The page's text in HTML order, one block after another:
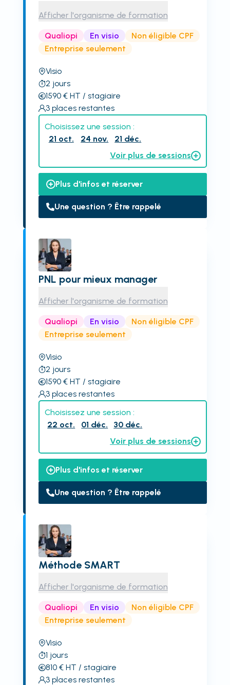
Afficher l'organisme de formation
Qualiopi En visio
Non éligible CPF
Entreprise seulement
Visio
2 jours
1590€ HT / stagiaire
3 places restantes
Choisissez une session :
21 oct.
24 nov.
21 déc.
Voir plus de sessions
Plus d'infos et réserver
Une question ? Être rappelé
PNL pour mieux manager
Afficher l'organisme de formation
Qualiopi En visio
Non éligible CPF
Entreprise seulement
Visio
2 jours
1590€ HT / stagiaire
3 places restantes
Choisissez une session :
22 oct.
01 déc.
30 déc.
Voir plus de sessions
Plus d'infos et réserver
Une question ? Être rappelé
Méthode SMART
Afficher l'organisme de formation
Qualiopi En visio
Non éligible CPF
Entreprise seulement
Visio
1 jours
810€ HT / stagiaire
3 places restantes